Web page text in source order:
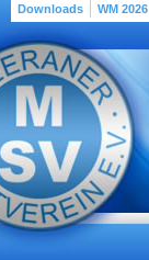
Downloads WM 2026